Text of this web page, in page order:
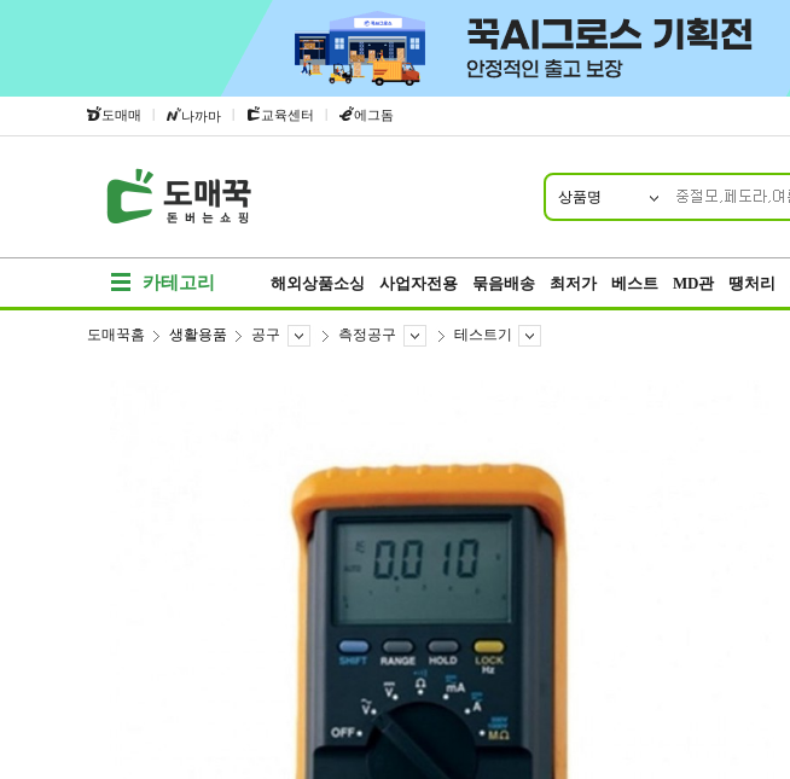
도매매 | 나까마 | 교육센터 | 에그돔
상품명
카테고리 해외상품소싱 사업자전용 묶음배송 최저가 베스트 MD관 땡처리
도매꾹홈 생활용품 공구 측정공구 테스트기